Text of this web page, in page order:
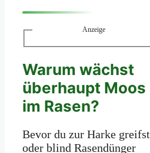
Anzeige
Warum wächst
überhaupt Moos
im Rasen?
Bevor du zur Harke greifst
oder blind Rasendünger